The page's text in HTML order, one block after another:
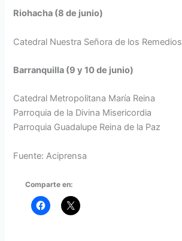
Riohacha (8 de junio)
Catedral Nuestra Señora de los Remedios
Barranquilla (9 y 10 de junio)
Catedral Metropolitana María Reina
Parroquia de la Divina Misericordia
Parroquia Guadalupe Reina de la Paz
Fuente: Aciprensa
Comparte en: